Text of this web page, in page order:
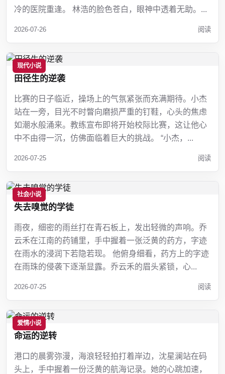
冷的医院重逢。 林浩的脸色苍白，眼神中透着无助。...
2026-07-26 阅读
现代小说
田径生的逆袭
比赛的日子临近，操场上的气氛紧张而充满期待。小杰
站在一旁，目光不时瞥向磨损严重的钉鞋，心头的焦虑
如潮水般涌来。教练宣布即将开始校际比赛，这让他心
中不由得一沉，仿佛面临着巨大的挑战。 “小杰，...
2026-07-25 阅读
社会小说
失去嗅觉的学徒
雨夜，细密的雨丝打在青石板上，发出轻微的声响。乔
云禾在江南的药铺里，手中握着一张泛黄的药方，字迹
在雨水的浸润下若隐若现。 他俯身细看，药方上的字迹
在雨珠的侵袭下逐渐显露。乔云禾的眉头紧锁，心...
2026-07-25 阅读
爱情小说
命运的逆转
港口的晨雾弥漫，海浪轻轻拍打着岸边，沈星澜站在码
头上，手中握着一份泛黄的航海记录。她的心跳加速，